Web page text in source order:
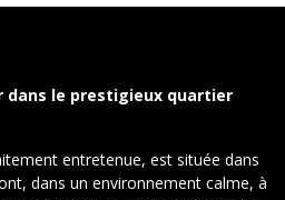
dans le prestigieux quartier
entretenue, est située dans
dans un environnement calme, à